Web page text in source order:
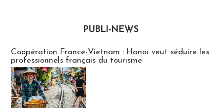
PUBLI-NEWS
Coopération France-Vietnam : Hanoï veut séduire les
professionnels français du tourisme